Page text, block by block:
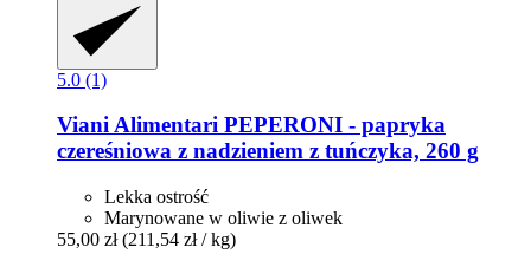
5.0 (1)
Viani Alimentari PEPERONI -​ papryka
czereśniowa z nadzieniem z tuńczyka, 260 g
Lekka ostrość
Marynowane w oliwie z oliwek
55,00 zł (211,54 zł / kg)